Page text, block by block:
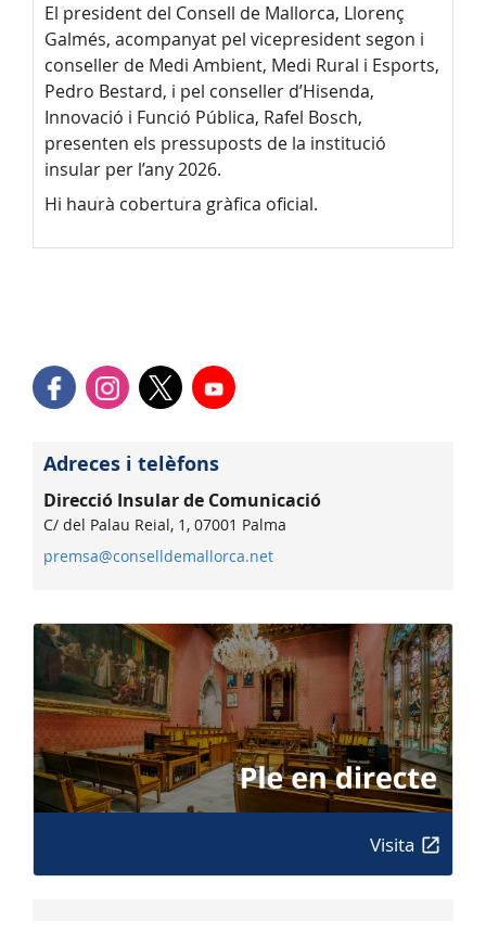
El president del Consell de Mallorca, Llorenç
Galmés, acompanyat pel vicepresident segon i
conseller de Medi Ambient, Medi Rural i Esports,
Pedro Bestard, i pel conseller d’Hisenda,
Innovació i Funció Pública, Rafel Bosch,
presenten els pressuposts de la institució
insular per l’any 2026.
Hi haurà cobertura gràfica oficial.
Adreces i telèfons
Direcció Insular de Comunicació
C/ del Palau Reial, 1, 07001 Palma
premsa@conselldemallorca.net
Visita